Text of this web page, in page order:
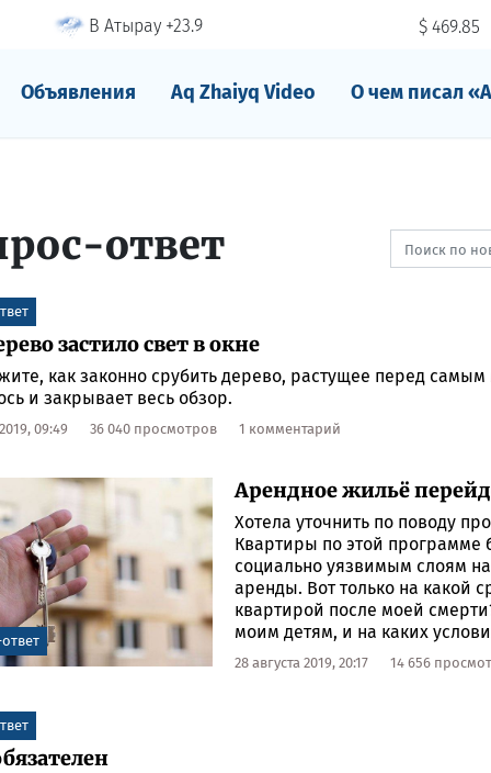
В Атырау +23.9 $ 469.85
Объявления Aq Zhaiyq Video О чем писал
ответ
застило свет в окне
как законно срубить дерево, растущее перед
и закрывает весь обзор.
09:49 36 040 просмотров 1 комментарий
Арендное жильё
Хотела уточнить по поводу
Квартиры по этой программе
социально уязвимым слоям
аренды. Вот только на какой
квартирой после моей
моим детям, и на каких
28 августа 2019, 20:17 14 656